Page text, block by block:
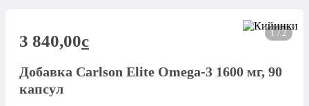
1 / 2
3 840,00c
Добавка Carlson Elite Omega-3 1600 мг, 90
капсул